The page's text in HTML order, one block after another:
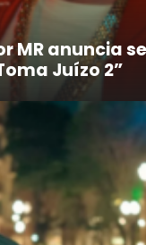
MR anuncia
Juízo 2”